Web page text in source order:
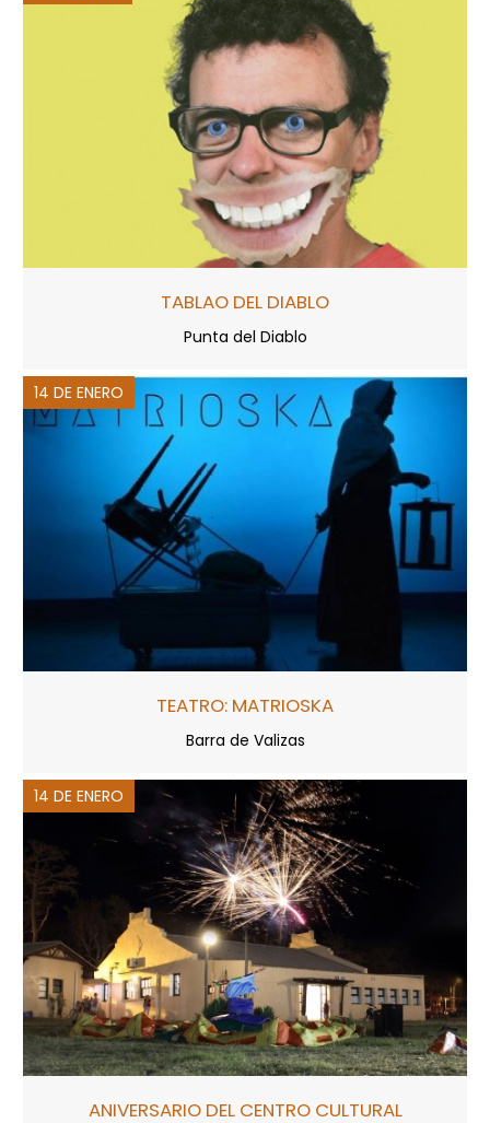
TABLAO DEL DIABLO
Punta del Diablo
14 DE ENERO
TEATRO: MATRIOSKA
Barra de Valizas
14 DE ENERO
ANIVERSARIO DEL CENTRO CULTURAL